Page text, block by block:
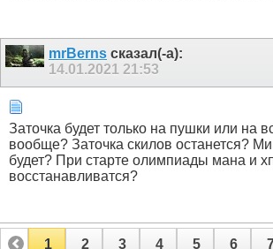
mrBerns сказал(-а):
14.01.2021 21:53
Заточка будет только на пушки или на
вообще? Заточка скилов останется?
будет? При старте олимпиады мана и
восстанавливатся?
1 2 3 4 5 6